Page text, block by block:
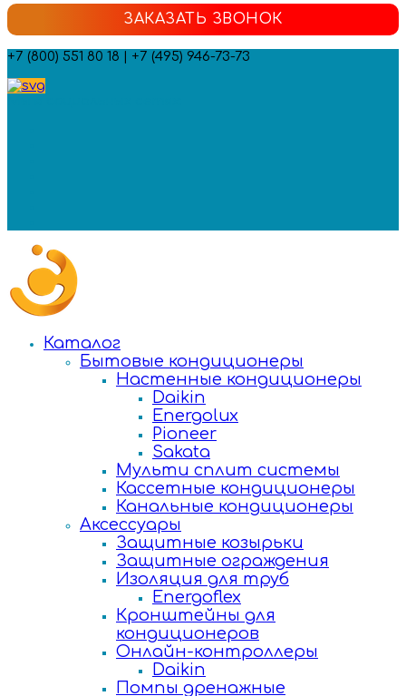
ЗАКАЗАТЬ ЗВОНОК
+7 (800) 551 80 18 | +7 (495) 946-73-73
Каталог
Бытовые кондиционеры
Настенные кондиционеры
Daikin
Energolux
Pioneer
Sakata
Мульти сплит системы
Кассетные кондиционеры
Канальные кондиционеры
Аксессуары
Защитные козырьки
Защитные ограждения
Изоляция для труб
Energoflex
Кронштейны для
кондиционеров
Онлайн-контроллеры
Daikin
Помпы дренажные